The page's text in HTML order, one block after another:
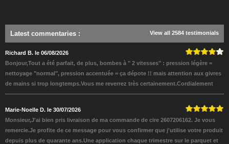
Latest commentaries : View all 2584 testimonials
Richard B. le 06/08/2026
Bonjour,Tout a été parfait, de plus, bombes à " 2 vitesses" : pression légère =
nettoyage "normal", pression accentuée = ça dépote !! mais attention aux givres
de mains si trop longtemps.Vous me reverrez très certainement.Cordialement
Marie-Noelle D. le 30/07/2026
Monsieur,J'ai bien pris livraison de ma commande de cire 2607206162. Je vous
remercie.Je profite de ce message pour vous confirmer que j'utilise votre produit
depuis plus de quarante ans.Une application chaque trimestre sur le parquet et